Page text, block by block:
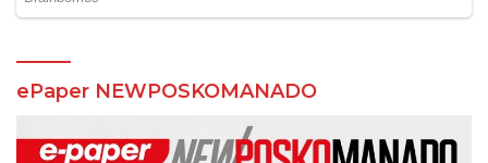
ePaper NEWPOSKOMANADO